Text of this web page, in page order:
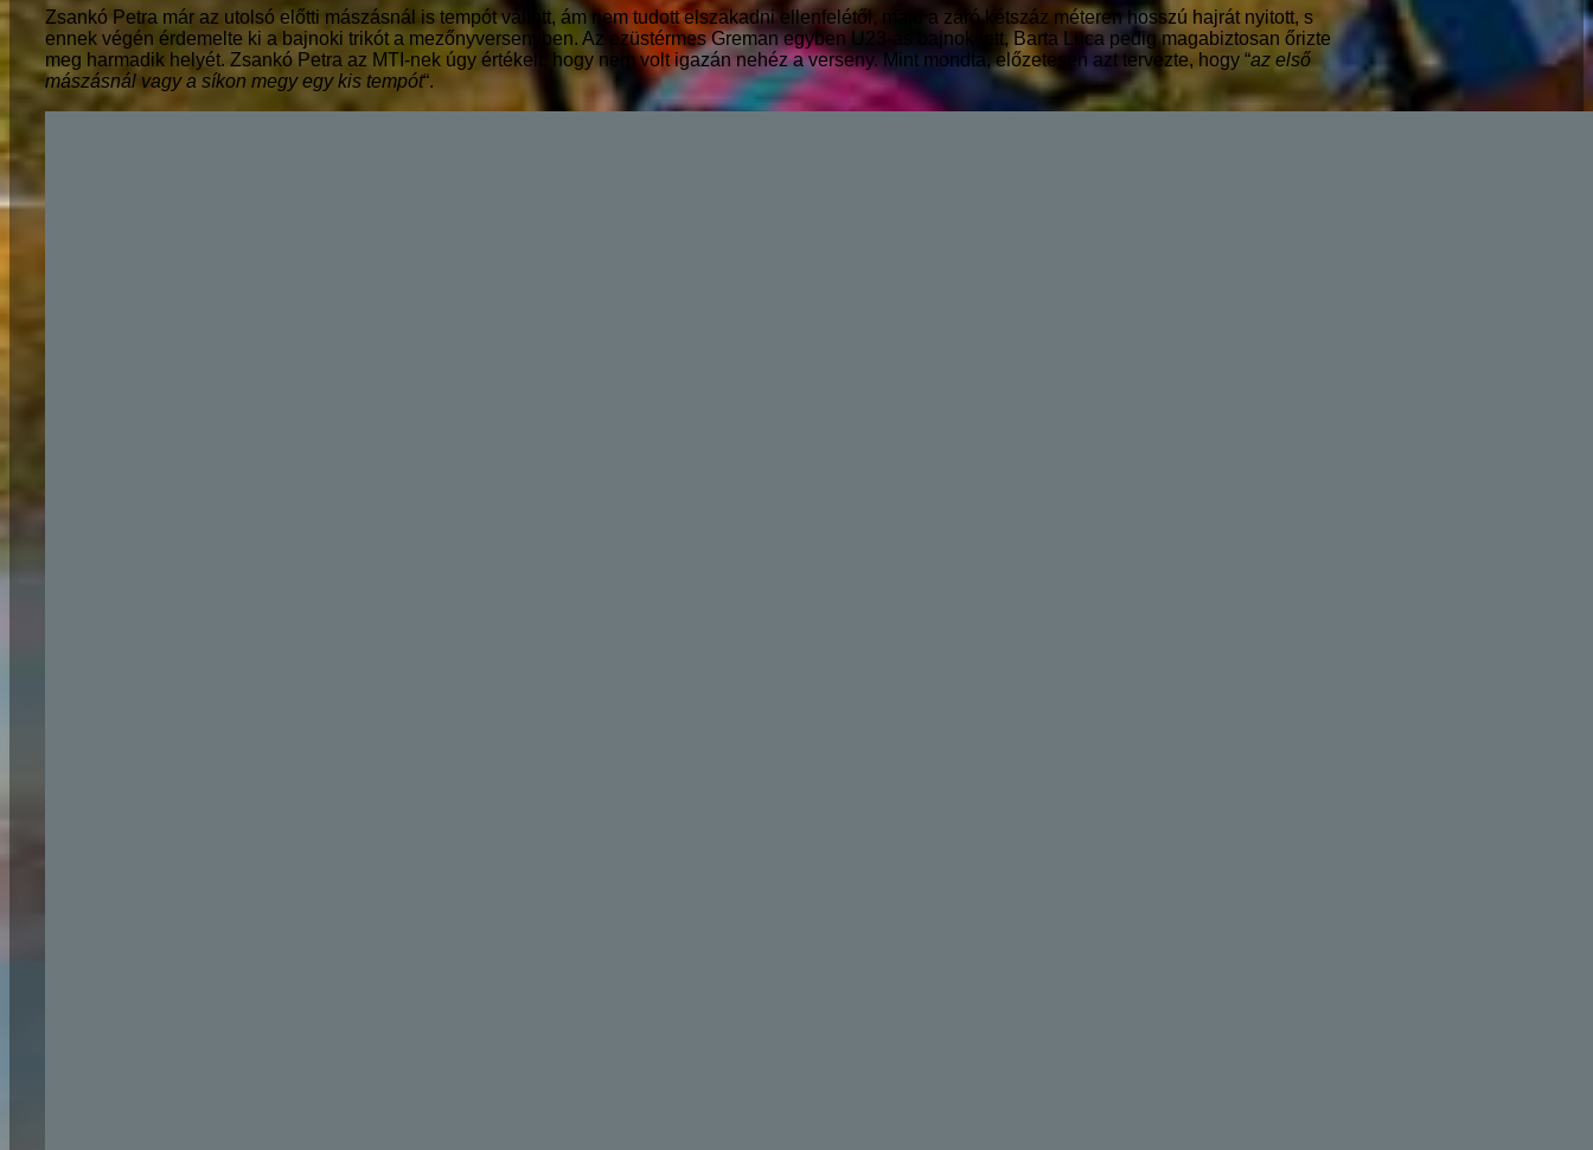
Zsankó Petra már az utolsó előtti mászásnál is tempót váltott, ám nem tudott elszakadni ellenfelétől, majd a záró kétszáz méteren hosszú hajrát nyitott, s
ennek végén érdemelte ki a bajnoki trikót a mezőnyversenyben. Az ezüstérmes Greman egyben U23-as bajnok lett, Barta Luca pedig magabiztosan őrizte
meg harmadik helyét. Zsankó Petra az MTI-nek úgy értékelt, hogy nem volt igazán nehéz a verseny. Mint mondta, előzetesen azt tervezte, hogy “az első
mászásnál vagy a síkon megy egy kis tempót“.